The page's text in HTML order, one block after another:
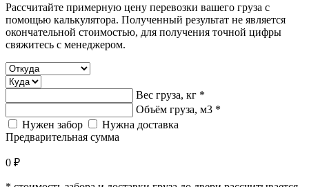
Рассчитайте примерную цену перевозки вашего груза с
помощью калькулятора. Полученный результат не является
окончательной стоимостью, для получения точной цифры
свяжитесь с менеджером.
Вес груза, кг *
Объём груза, м3 *
Нужен забор
Нужна доставка
Предварительная сумма
0 ₽